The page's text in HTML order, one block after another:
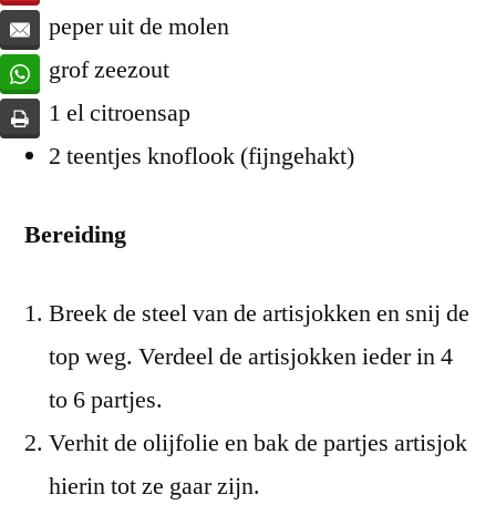
peper uit de molen
grof zeezout
1 el citroensap
2 teentjes knoflook (fijngehakt)
Bereiding
Breek de steel van de artisjokken en snij de
top weg. Verdeel de artisjokken ieder in 4
to 6 partjes.
Verhit de olijfolie en bak de partjes artisjok
hierin tot ze gaar zijn.